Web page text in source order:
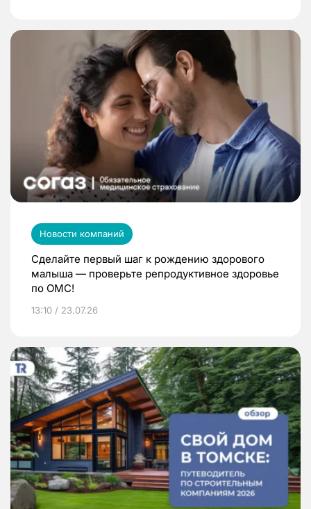
Новости компаний
Сделайте первый шаг к рождению здорового
малыша — проверьте репродуктивное здоровье
по ОМС!
13:10 / 23.07.26